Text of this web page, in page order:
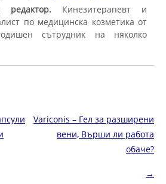
редактор. Кинезитерапевт и
по медицинска козметика от
сътрудник на няколко
Variconis – Гел за разширени
вени, Върши ли работа
обаче?
→